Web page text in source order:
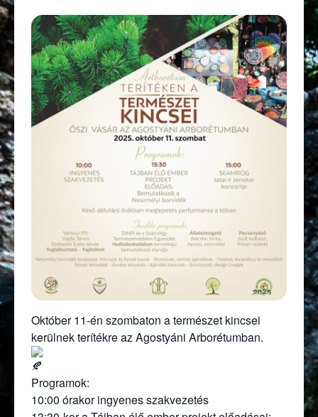
Október 11-én szombaton a természet kincsei
kerülnek terítékre az Agostyáni Arborétumban.
Programok:
10:00 órakor ingyenes szakvezetés